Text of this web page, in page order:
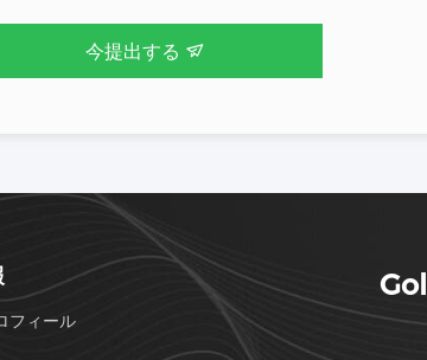
今提出する
フィール